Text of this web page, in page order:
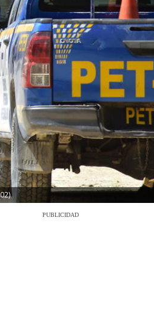
PUBLICIDAD